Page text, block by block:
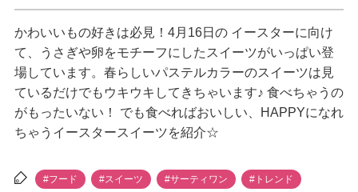
かわいいもの好きは必見！4月16日の イースターに向け
て、うさぎや卵をモチーフにしたスイーツがいっぱい登
場しています。春らしいパステルカラーのスイーツは見
ているだけでもウキウキしてきちゃいます♪ 食べちゃうの
がもったいない！ でも食べればおいしい、HAPPYになれ
ちゃうイースタースイーツを紹介☆
#フード #スイーツ #サーティワン #トレンド